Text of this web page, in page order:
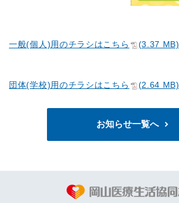
一般(個人)用のチラシはこちら (3.37 MB)
団体(学校)用のチラシはこちら (2.64 MB)
お知らせ一覧へ